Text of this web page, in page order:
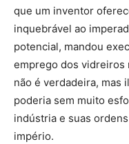
que um inventor
inquebrável ao
potencial, mandou
emprego dos vidreiros
não é verdadeira, mas
poderia sem muito
indústria e suas
império.